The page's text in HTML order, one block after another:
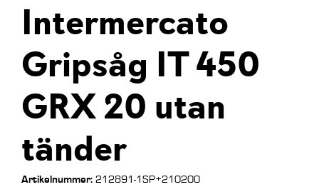
Intermercato
Gripsåg IT 450
GRX 20 utan
tänder
Artikelnummer:212891-1SP+210200